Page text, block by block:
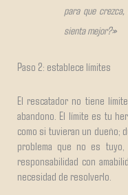
para que
sienta mejor?»
Paso 2: establece límites
El rescatador no tiene
abandono. El límite es tu
como si tuvieran un dueño;
problema que no es
responsabilidad con
necesidad de resolverlo.